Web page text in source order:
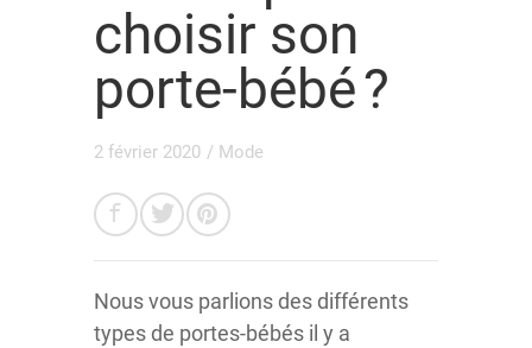
choisir son
porte-bébé ?
2 février 2020 / Mode
Nous vous parlions des différents
types de portes-bébés il y a